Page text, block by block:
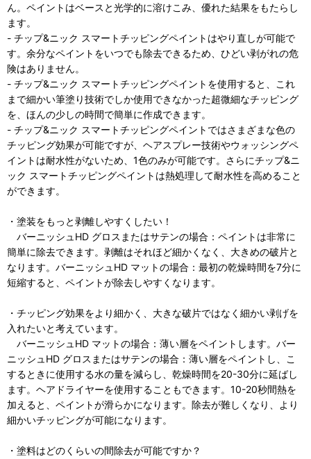
ん。ペイントはベースと光学的に溶けこみ、優れた結果をもたらし
ます。
- チップ&ニック スマートチッピングペイントはやり直しが可能で
す。余分なペイントをいつでも除去できるため、ひどい剥がれの危
険はありません。
- チップ&ニック スマートチッピングペイントを使用すると、これ
まで細かい筆塗り技術でしか使用できなかった超微細なチッピング
を、ほんの少しの時間で簡単に作成できます。
- チップ&ニック スマートチッピングペイントではさまざまな色の
チッピング効果が可能ですが、ヘアスプレー技術やウォッシングペ
イントは耐水性がないため、1色のみが可能です。さらにチップ&ニ
ック スマートチッピングペイントは熱処理して耐水性を高めること
ができます。
・塗装をもっと剥離しやすくしたい！
バーニッシュHD グロスまたはサテンの場合：ペイントは非常に
簡単に除去できます。剥離はそれほど細かくなく、大きめの破片と
なります。バーニッシュHD マットの場合：最初の乾燥時間を7分に
短縮すると、ペイントが除去しやすくなります。
・チッピング効果をより細かく、大きな破片ではなく細かい剥げを
入れたいと考えています。
バーニッシュHD マットの場合：薄い層をペイントします。バー
ニッシュHD グロスまたはサテンの場合：薄い層をペイントし、こ
するときに使用する水の量を減らし、乾燥時間を20-30分に延ばし
ます。ヘアドライヤーを使用することもできます。10-20秒間熱を
加えると、ペイントが滑らかになります。除去が難しくなり、より
細かいチッピングが可能になります。
・塗料はどのくらいの間除去が可能ですか？